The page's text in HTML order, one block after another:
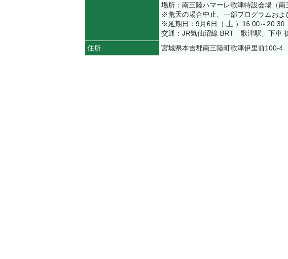
場所：南三陸ハマーレ歌津特設会場（南
※荒天の場合中止、一部プログラムおよ
※延期日：9月6日（ 土 ）16:00～20:30
交通：JR気仙沼線 BRT「歌津駅」下車
住所
宮城県本吉郡南三陸町歌津伊里前100-4